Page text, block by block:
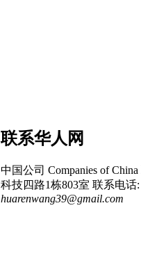
联系华人网
中国公司 Companies of China
科技四路1栋803室 联系电话:
huarenwang39@gmail.com